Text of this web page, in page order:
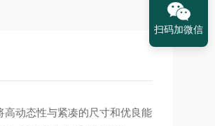
动态性与紧凑的尺寸和优良能
扫码加微信